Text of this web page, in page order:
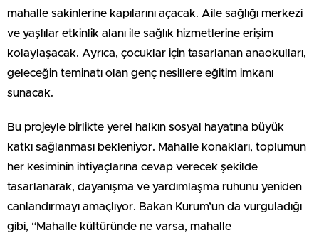
mahalle sakinlerine kapılarını açacak. Aile sağlığı merkezi
ve yaşlılar etkinlik alanı ile sağlık hizmetlerine erişim
kolaylaşacak. Ayrıca, çocuklar için tasarlanan anaokulları,
geleceğin teminatı olan genç nesillere eğitim imkanı
sunacak.
Bu projeyle birlikte yerel halkın sosyal hayatına büyük
katkı sağlanması bekleniyor. Mahalle konakları, toplumun
her kesiminin ihtiyaçlarına cevap verecek şekilde
tasarlanarak, dayanışma ve yardımlaşma ruhunu yeniden
canlandırmayı amaçlıyor. Bakan Kurum’un da vurguladığı
gibi, “Mahalle kültüründe ne varsa, mahalle